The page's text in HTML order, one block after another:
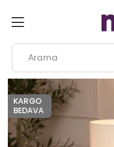
KARGO
BEDAVA